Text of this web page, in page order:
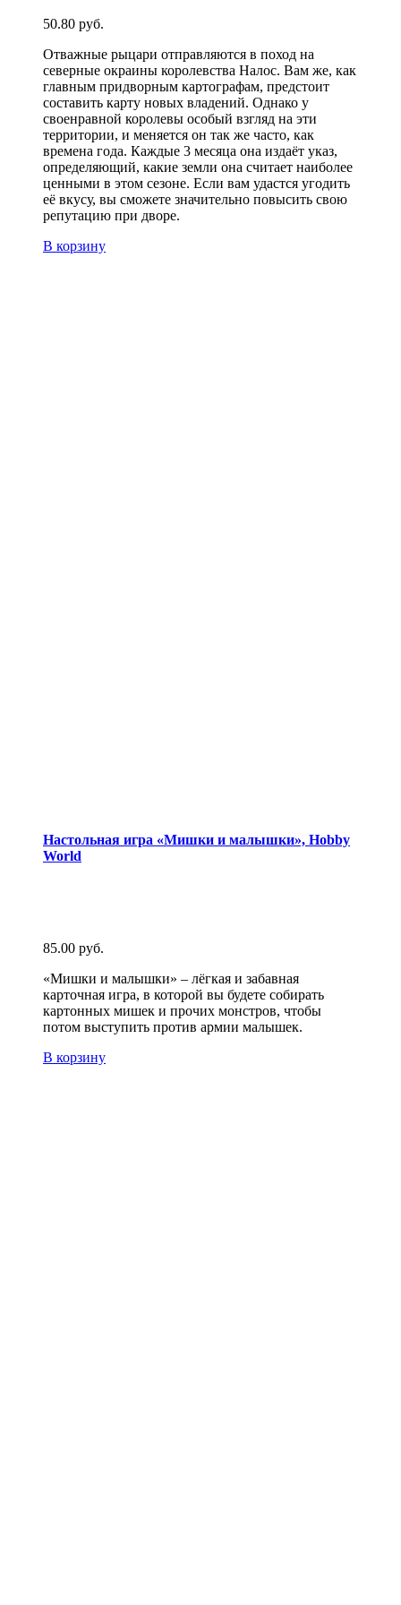
50.80 руб.
Отважные рыцари отправляются в поход на
северные окраины королевства Налос. Вам же, как
главным придворным картографам, предстоит
составить карту новых владений. Однако у
своенравной королевы особый взгляд на эти
территории, и меняется он так же часто, как
времена года. Каждые 3 месяца она издаёт указ,
определяющий, какие земли она считает наиболее
ценными в этом сезоне. Если вам удастся угодить
её вкусу, вы сможете значительно повысить свою
репутацию при дворе.
В корзину
Настольная игра «Мишки и малышки», Hobby
World
85.00 руб.
«Мишки и малышки» – лёгкая и забавная
карточная игра, в которой вы будете собирать
картонных мишек и прочих монстров, чтобы
потом выступить против армии малышек.
В корзину